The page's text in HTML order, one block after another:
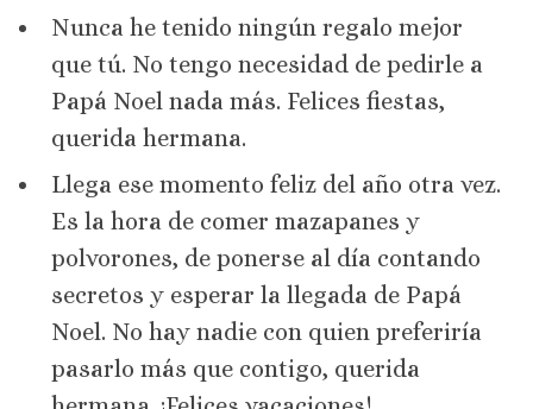
Nunca he tenido ningún regalo mejor
que tú. No tengo necesidad de pedirle a
Papá Noel nada más. Felices fiestas,
querida hermana.
Llega ese momento feliz del año otra vez.
Es la hora de comer mazapanes y
polvorones, de ponerse al día contando
secretos y esperar la llegada de Papá
Noel. No hay nadie con quien preferiría
pasarlo más que contigo, querida